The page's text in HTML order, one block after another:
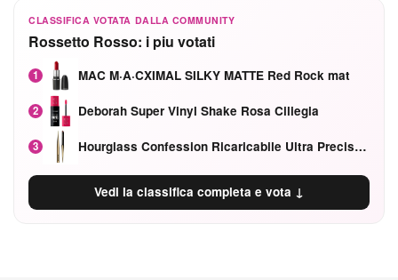
CLASSIFICA VOTATA DALLA COMMUNITY
Rossetto Rosso: i piu votati
1 MAC M·A·CXIMAL SILKY MATTE Red Rock mat
2 Deborah Super Vinyl Shake Rosa Ciliegia
3 Hourglass Confession Ricaricabile Ultra Preciso Ad Alta Intensità Secretly Classic Red
Vedi la classifica completa e vota ↓